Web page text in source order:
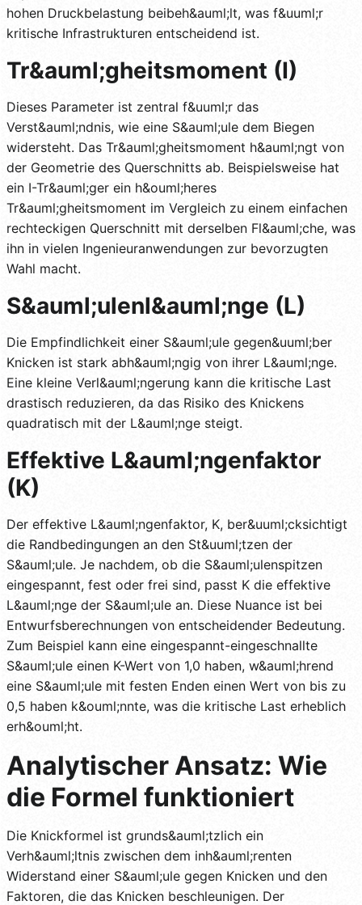
hohen Druckbelastung beibeh&auml;lt, was f&uuml;r
kritische Infrastrukturen entscheidend ist.
Tr&auml;gheitsmoment (I)
Dieses Parameter ist zentral f&uuml;r das
Verst&auml;ndnis, wie eine S&auml;ule dem Biegen
widersteht. Das Tr&auml;gheitsmoment h&auml;ngt von
der Geometrie des Querschnitts ab. Beispielsweise hat
ein I-Tr&auml;ger ein h&ouml;heres
Tr&auml;gheitsmoment im Vergleich zu einem einfachen
rechteckigen Querschnitt mit derselben Fl&auml;che, was
ihn in vielen Ingenieuranwendungen zur bevorzugten
Wahl macht.
S&auml;ulenl&auml;nge (L)
Die Empfindlichkeit einer S&auml;ule gegen&uuml;ber
Knicken ist stark abh&auml;ngig von ihrer L&auml;nge.
Eine kleine Verl&auml;ngerung kann die kritische Last
drastisch reduzieren, da das Risiko des Knickens
quadratisch mit der L&auml;nge steigt.
Effektive L&auml;ngenfaktor
(K)
Der effektive L&auml;ngenfaktor, K, ber&uuml;cksichtigt
die Randbedingungen an den St&uuml;tzen der
S&auml;ule. Je nachdem, ob die S&auml;ulenspitzen
eingespannt, fest oder frei sind, passt K die effektive
L&auml;nge der S&auml;ule an. Diese Nuance ist bei
Entwurfsberechnungen von entscheidender Bedeutung.
Zum Beispiel kann eine eingespannt-eingeschnallte
S&auml;ule einen K-Wert von 1,0 haben, w&auml;hrend
eine S&auml;ule mit festen Enden einen Wert von bis zu
0,5 haben k&ouml;nnte, was die kritische Last erheblich
erh&ouml;ht.
Analytischer Ansatz: Wie
die Formel funktioniert
Die Knickformel ist grunds&auml;tzlich ein
Verh&auml;ltnis zwischen dem inh&auml;renten
Widerstand einer S&auml;ule gegen Knicken und den
Faktoren, die das Knicken beschleunigen. Der